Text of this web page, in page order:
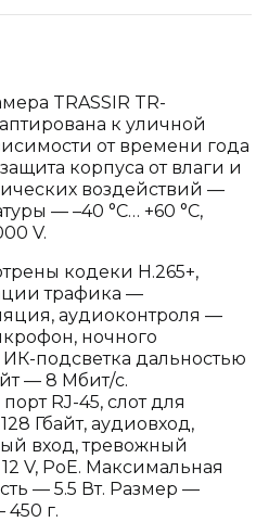
TRASSIR TR-
к уличной
от времени года
корпуса от влаги и
воздействий —
— –40 °C… +60 °C,
V.
кодеки H.265+,
трафика —
аудиоконтроля —
ночного
подсветка дальностью
— 8 Мбит/с.
RJ-45, слот для
Гбайт, аудиовход,
вход, тревожный
V, PoE. Максимальная
— 5.5 Вт. Размер —
450 г.